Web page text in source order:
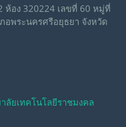
ห้อง 320224 เลขที่ 60 หมู่ที่
อพระนครศรีอยุธยา จังหวัด
ลัยเทคโนโลยีราชมงคล